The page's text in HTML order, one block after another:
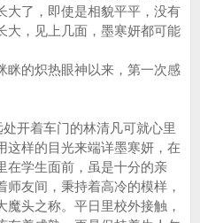
大了，即使是相貌平平，没有
大，见上几面，墨寒妍都可能
的炽热眼神以来，第一次感
着车门的林清凡可就心里
这样的目光来端详墨寒妍，在
在学生面前，虽是十分的亲
友间，秉持着高冷的模样，
头之称。平日里校外接触，